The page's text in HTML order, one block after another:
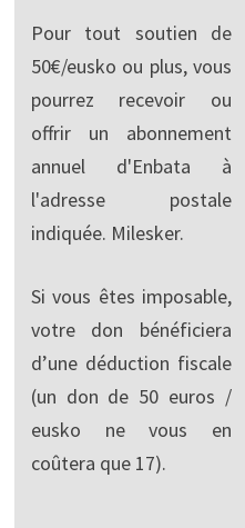
Pour tout soutien de
50€/eusko ou plus, vous
pourrez recevoir ou
offrir un abonnement
annuel d'Enbata à
l'adresse postale
indiquée. Milesker.
Si vous êtes imposable,
votre don bénéficiera
d’une déduction fiscale
(un don de 50 euros /
eusko ne vous en
coûtera que 17).